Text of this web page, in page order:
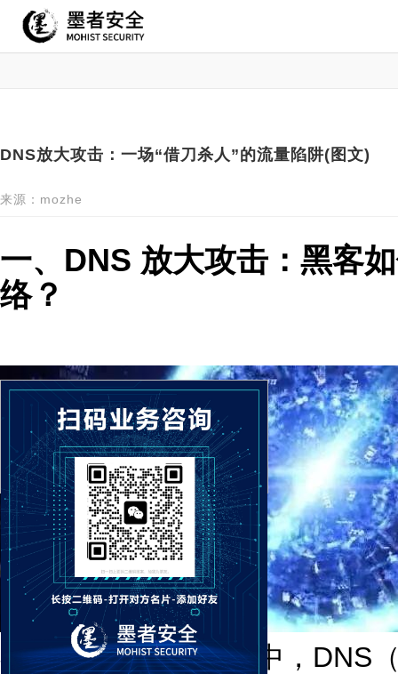
DNS放大攻击：一场“借刀杀人”的流量陷阱(图文)
来源：mozhe
一、DNS 放大攻击：黑客
络？
在互联网的复杂生态中，DNS